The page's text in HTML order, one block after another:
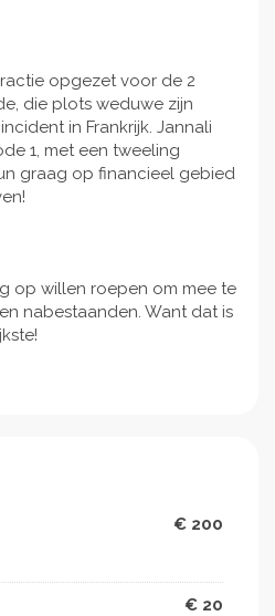
opgezet voor de 2
die plots weduwe zijn
in Frankrijk. Jannali
1, met een tweeling
graag op financieel gebied
op willen roepen om mee te
nabestaanden. Want dat is
€ 200
€ 20